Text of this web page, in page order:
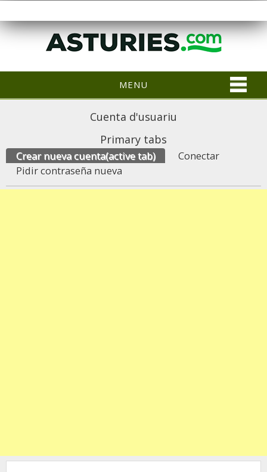
MENU
Cuenta d'usuariu
Primary tabs
Crear nueva cuenta(active tab)
Conectar
Pidir contraseña nueva